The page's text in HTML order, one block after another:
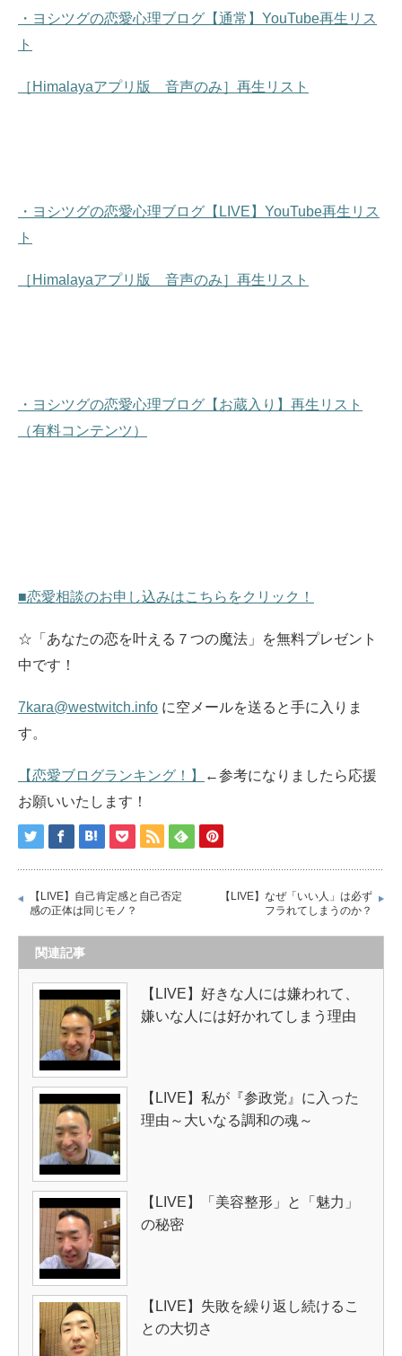
・ヨシツグの恋愛心理ブログ【通常】YouTube再生リス
ト
［Himalayaアプリ版 音声のみ］再生リスト
・ヨシツグの恋愛心理ブログ【LIVE】YouTube再生リス
ト
［Himalayaアプリ版 音声のみ］再生リスト
・ヨシツグの恋愛心理ブログ【お蔵入り】再生リスト
（有料コンテンツ）
■恋愛相談のお申し込みはこちらをクリック！
☆「あなたの恋を叶える７つの魔法」を無料プレゼント
中です！
7kara@westwitch.info に空メールを送ると手に入りま
す。
【恋愛ブログランキング！】
←参考になりましたら応援
お願いいたします！
【LIVE】自己肯定感と自己否定
感の正体は同じモノ？
【LIVE】なぜ「いい人」は必ず
フラれてしまうのか？
関連記事
【LIVE】好きな人には嫌われて、
嫌いな人には好かれてしまう理由
【LIVE】私が『参政党』に入った
理由～大いなる調和の魂～
【LIVE】「美容整形」と「魅力」
の秘密
【LIVE】失敗を繰り返し続けるこ
との大切さ